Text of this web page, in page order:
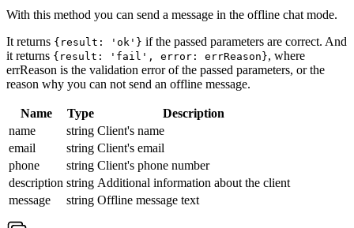
With this method you can send a message in the offline chat mode.
It returns {result: 'ok'} if the passed parameters are correct. And
it returns {result: 'fail', error: errReason}, where
errReason is the validation error of the passed parameters, or the
reason why you can not send an offline message.
Name Type
Description
name
string Client's name
email
string Client's email
phone
string Client's phone number
description string Additional information about the client
message
string Offline message text